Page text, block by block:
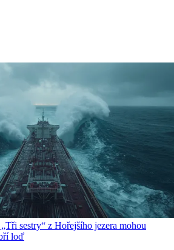
sestry“ z Hořejšího jezera mohou
loď